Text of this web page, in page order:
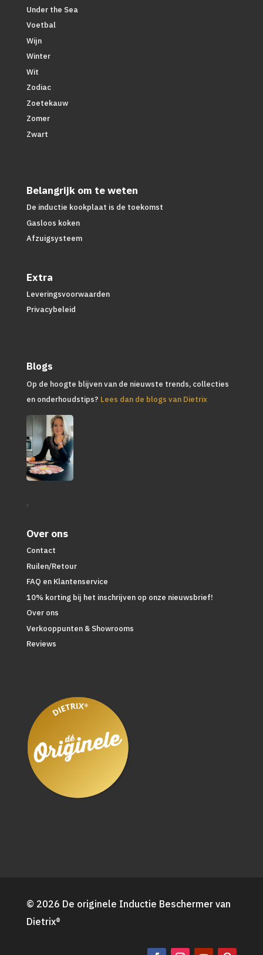
Under the Sea
Voetbal
Wijn
Winter
Wit
Zodiac
Zoetekauw
Zomer
Zwart
Belangrijk om te weten
De inductie kookplaat is de toekomst
Gasloos koken
Afzuigsysteem
Extra
Leveringsvoorwaarden
Privacybeleid
Blogs
Op de hoogte blijven van de nieuwste trends, collecties
en onderhoudstips? Lees dan de blogs van Dietrix
.
Over ons
Contact
Ruilen/Retour
FAQ en Klantenservice
10% korting bij het inschrijven op onze nieuwsbrief!
Over ons
Verkooppunten & Showrooms
Reviews
© 2026 De originele Inductie Beschermer van
Dietrix®